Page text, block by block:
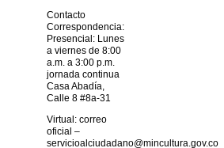
Contacto
Correspondencia:
Presencial: Lunes
a viernes de 8:00
a.m. a 3:00 p.m.
jornada continua
Casa Abadía,
Calle 8 #8a-31
Virtual: correo
oficial –
servicioalciudadano@mincultura.gov.co